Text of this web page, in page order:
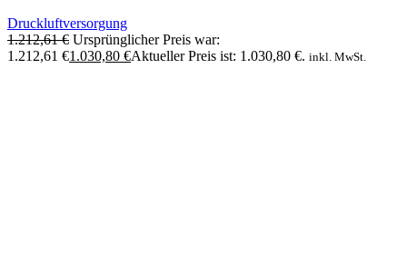
Druckluftversorgung
1.212,61€ Ursprünglicher Preis war:
1.212,61 €1.030,80 €Aktueller Preis ist: 1.030,80 €. inkl. MwSt.